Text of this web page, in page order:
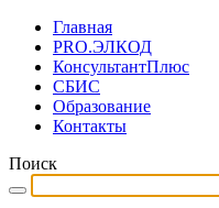
Главная
PRO.ЭЛКОД
КонсультантПлюс
СБИС
Образование
Контакты
Поиск